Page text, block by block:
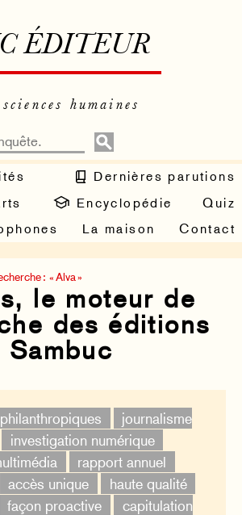
ÉDITEUR
humaines
Dernières parutions
Encyclopédie
Quiz
La maison Contact
: « Alva »
le moteur de
des éditions
Sambuc
journalisme
investigation numérique
rapport annuel
accès unique
haute qualité
façon proactive
capitulation